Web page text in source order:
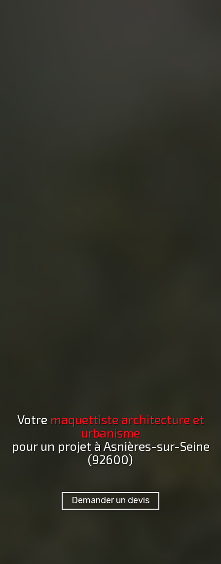
Votre maquettiste architecture et
urbanisme
pour un projet à Asnières-sur-Seine
(92600)
Demander un devis